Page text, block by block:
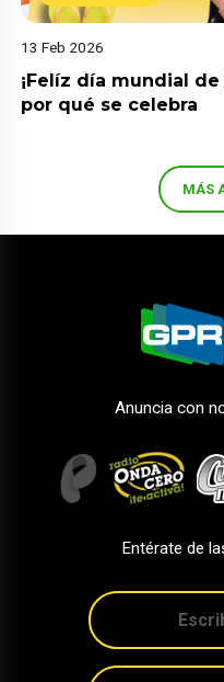
13 Feb 2026
¡Felíz día mundial
por qué se celebra
MÁS
Anuncia con
Entérate de